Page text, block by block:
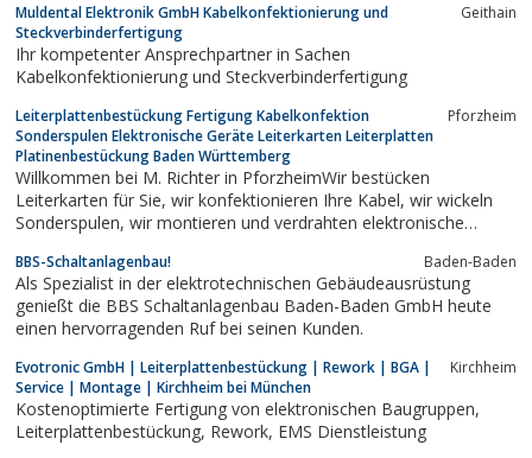
Muldental Elektronik GmbH Kabelkonfektionierung und
Steckverbinderfertigung
Geithain
Ihr kompetenter Ansprechpartner in Sachen
Kabelkonfektionierung und Steckverbinderfertigung
Leiterplattenbestückung Fertigung Kabelkonfektion
Sonderspulen Elektronische Geräte Leiterkarten Leiterplatten
Platinenbestückung Baden Württemberg
Pforzheim
Willkommen bei M. Richter in PforzheimWir bestücken
Leiterkarten für Sie, wir konfektionieren Ihre Kabel, wir wickeln
Sonderspulen, wir montieren und verdrahten elektronische
oder weltweit.
BBS-Schaltanlagenbau! Baden-Baden
Als Spezialist in der elektrotechnischen Gebäudeausrüstung
genießt die BBS Schaltanlagenbau Baden-Baden GmbH heute
einen hervorragenden Ruf bei seinen Kunden.
Evotronic GmbH | Leiterplattenbestückung | Rework | BGA |
Service | Montage | Kirchheim bei München
Kirchheim
Kostenoptimierte Fertigung von elektronischen Baugruppen,
Leiterplattenbestückung, Rework, EMS Dienstleistung